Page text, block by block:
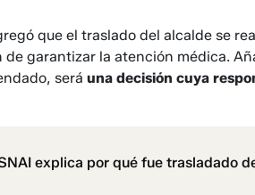
que el traslado del alcalde se
garantizar la atención médica.
será una decisión cuya
explica por qué fue trasladado